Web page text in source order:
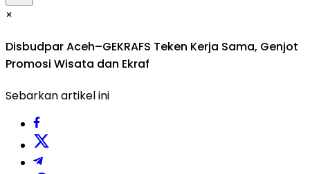
×
Disbudpar Aceh–GEKRAFS Teken Kerja Sama, Genjot
Promosi Wisata dan Ekraf
Sebarkan artikel ini